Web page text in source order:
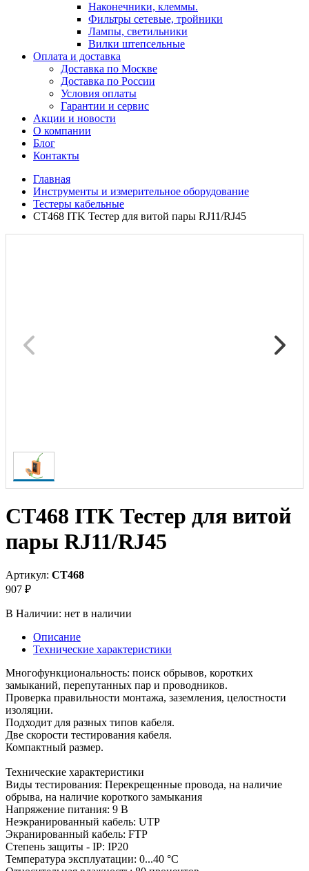
Наконечники, клеммы.
Фильтры сетевые, тройники
Лампы, светильники
Вилки штепсельные
Оплата и доставка
Доставка по Москве
Доставка по России
Условия оплаты
Гарантии и сервис
Акции и новости
О компании
Блог
Контакты
Главная
Инструменты и измерительное оборудование
Тестеры кабельные
CT468 ITK Тестер для витой пары RJ11/RJ45
CT468 ITK Тестер для витой
пары RJ11/RJ45
Артикул: CT468
907 ₽
В Наличии: нет в наличии
Описание
Технические характеристики
Многофункциональность: поиск обрывов, коротких
замыканий, перепутанных пар и проводников.
Проверка правильности монтажа, заземления, целостности
изоляции.
Подходит для разных типов кабеля.
Две скорости тестирования кабеля.
Компактный размер.
Технические характеристики
Виды тестирования: Перекрещенные провода, на наличие
обрыва, на наличие короткого замыкания
Напряжение питания: 9 В
Неэкранированный кабель: UTP
Экранированный кабель: FTP
Степень защиты - IP: IP20
Температура эксплуатации: 0...40 °C